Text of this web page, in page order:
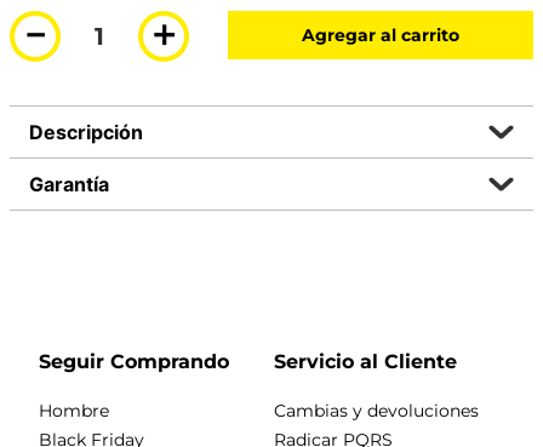
＋
－ Agregar al carrito
Descripción
Garantía
Seguir Comprando
Hombre
Black Friday
Servicio al Cliente
Cambias y devoluciones
Radicar PQRS